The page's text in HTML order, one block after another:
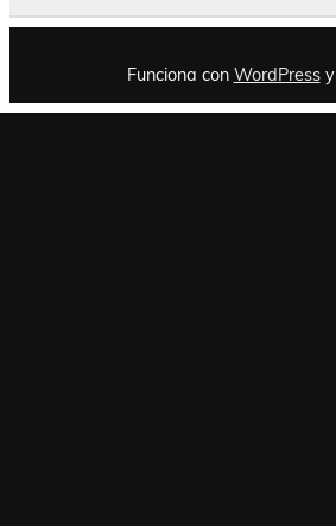
Funciona con WordPressy